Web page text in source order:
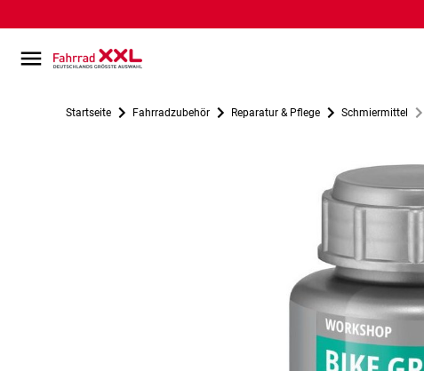
Startseite Fahrradzubehör Reparatur & Pflege Schmiermittel